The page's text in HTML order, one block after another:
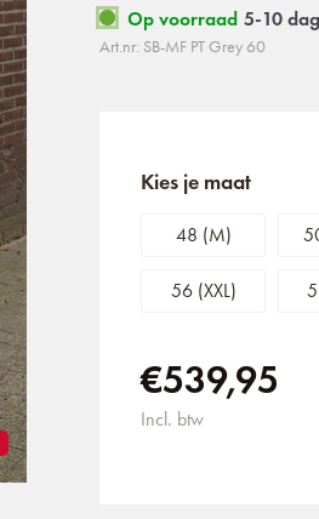
Op voorraad 5-10
Art.nr: SB-MF PT Grey 60
Kies je maat
48 (M)
56 (XXL)
€539,95
Incl. btw